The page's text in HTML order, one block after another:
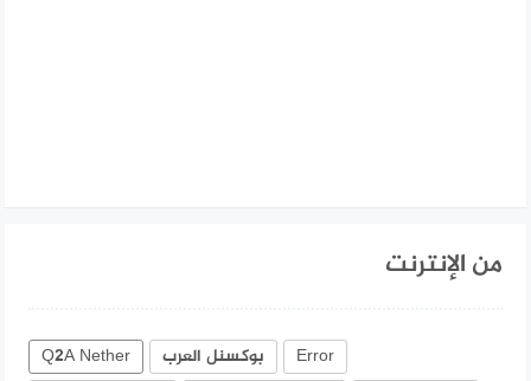
من الإنترنت
Q2A Nether بوكسنل العرب
Error